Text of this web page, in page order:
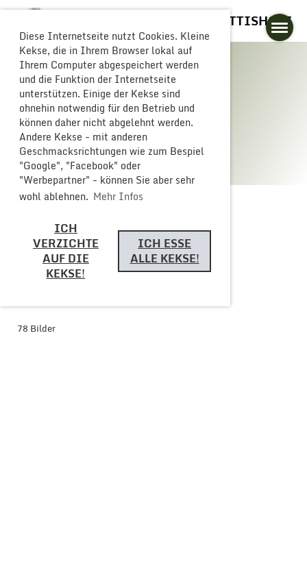
Diese Internetseite nutzt Cookies. Kleine
Kekse, die in Ihrem Browser lokal auf
Ihrem Computer abgespeichert werden
und die Funktion der Internetseite
unterstützen. Einige der Kekse sind
ohnehin notwendig für den Betrieb und
können daher nicht abgelehnt werden.
Andere Kekse - mit anderen
Geschmacksrichtungen wie zum Bespiel
"Google", "Facebook" oder
"Werbepartner" - können Sie aber sehr
wohl ablehnen. Mehr Infos
ICH
VERZICHTE
AUF DIE
KEKSE!
ICH ESSE
ALLE KEKSE!
GLOGGERESCHRÄNZER BUTTISHOLZ
Galerie
Zurück
78 Bilder